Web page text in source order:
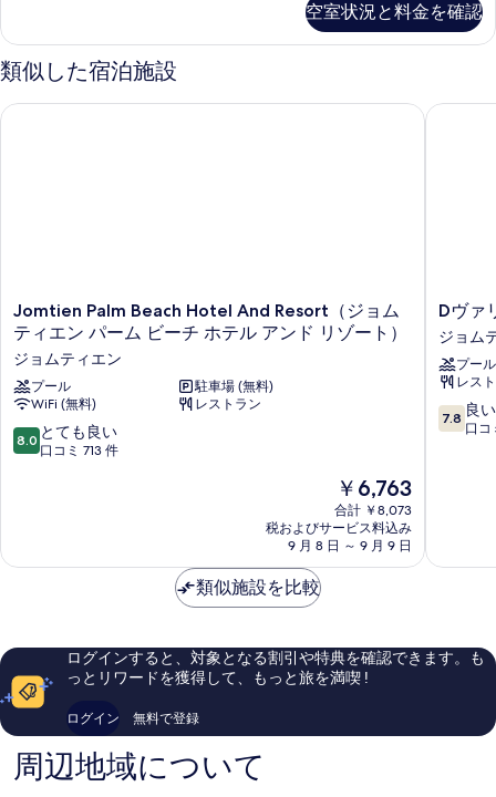
て
の
真
with
Forest
View
詳
空室状況と料金を確認
類似した宿泊施設
Jomtien
Palm
Beach
Hotel
And
Resort（ジ
ョ
ム
ー
チ
テ
ル
ド
リ
Jomtien Palm Beach Hotel And Resort（ジョム
ティエン パーム ビーチ ホテル アンド リゾート）
ジョムティエン
プール
駐車場 (無料)
WiFi (無料)
レストラン
10
段
も
コ
713
件
の
口
8.0 とても良い
口コミ 713 件
現
在
の
料
金
￥6,763
合計 ￥8,073
税およびサービス料込み
9 月 8 日 ～ 9 月 9 日
Jomtien Palm Beach Hotel And Resort（ジョムティエン パー
D
ヴ
ァ
リ
ー
ジ
ョ
ー
ム
テ
Dヴァ
ジョム
プール
レス
10
段
コ
件
の
7.8 良い
口コ
Dヴァ
類似施設を比較
ログインすると、対象となる割引や特典を確認できます。も
っとリワードを獲得して、もっと旅を満喫 !
ログイン 無料で登録
周辺地域について